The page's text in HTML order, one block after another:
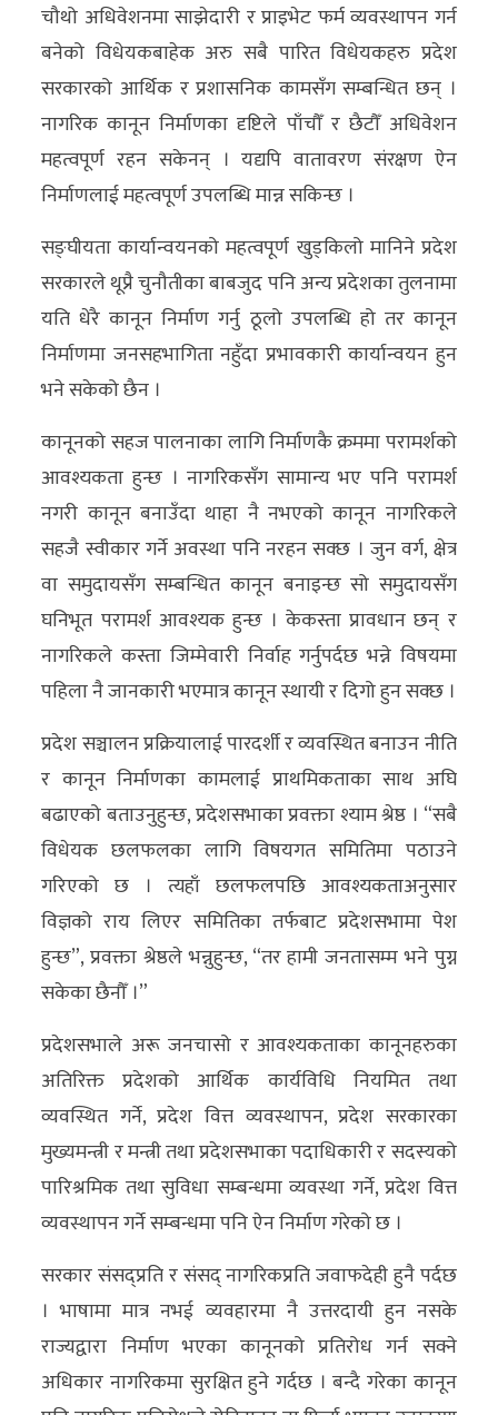
चौथो अधिवेशनमा साझेदारी र प्राइभेट फर्म व्यवस्थापन गर्न
बनेको विधेयकबाहेक अरु सबै पारित विधेयकहरु प्रदेश
सरकारको आर्थिक र प्रशासनिक कामसँग सम्बन्धित छन् ।
नागरिक कानून निर्माणका दृष्टिले पाँचौँ र छैटौँ अधिवेशन
महत्वपूर्ण रहन सकेनन् । यद्यपि वातावरण संरक्षण ऐन
निर्माणलाई महत्वपूर्ण उपलब्धि मान्न सकिन्छ ।
सङ्घीयता कार्यान्वयनको महत्वपूर्ण खुड्किलो मानिने प्रदेश
सरकारले थूप्रै चुनौतीका बाबजुद पनि अन्य प्रदेशका तुलनामा
यति धेरै कानून निर्माण गर्नु ठूलो उपलब्धि हो तर कानून
निर्माणमा जनसहभागिता नहुँदा प्रभावकारी कार्यान्वयन हुन
भने सकेको छैन ।
कानूनको सहज पालनाका लागि निर्माणकै क्रममा परामर्शको
आवश्यकता हुन्छ । नागरिकसँग सामान्य भए पनि परामर्श
नगरी कानून बनाउँदा थाहा नै नभएको कानून नागरिकले
सहजै स्वीकार गर्ने अवस्था पनि नरहन सक्छ । जुन वर्ग, क्षेत्र
वा समुदायसँग सम्बन्धित कानून बनाइन्छ सो समुदायसँग
घनिभूत परामर्श आवश्यक हुन्छ । केकस्ता प्रावधान छन् र
नागरिकले कस्ता जिम्मेवारी निर्वाह गर्नुपर्दछ भन्ने विषयमा
पहिला नै जानकारी भएमात्र कानून स्थायी र दिगो हुन सक्छ ।
प्रदेश सञ्चालन प्रक्रियालाई पारदर्शी र व्यवस्थित बनाउन नीति
र कानून निर्माणका कामलाई प्राथमिकताका साथ अघि
बढाएको बताउनुहुन्छ, प्रदेशसभाका प्रवक्ता श्याम श्रेष्ठ । “सबै
विधेयक छलफलका लागि विषयगत समितिमा पठाउने
गरिएको छ । त्यहाँ छलफलपछि आवश्यकताअनुसार
विज्ञको राय लिएर समितिका तर्फबाट प्रदेशसभामा पेश
हुन्छ”, प्रवक्ता श्रेष्ठले भन्नुहुन्छ, “तर हामी जनतासम्म भने पुग्न
सकेका छैनौँ ।”
प्रदेशसभाले अरू जनचासो र आवश्यकताका कानूनहरुका
अतिरिक्त प्रदेशको आर्थिक कार्यविधि नियमित तथा
व्यवस्थित गर्ने, प्रदेश वित्त व्यवस्थापन, प्रदेश सरकारका
मुख्यमन्त्री र मन्त्री तथा प्रदेशसभाका पदाधिकारी र सदस्यको
पारिश्रमिक तथा सुविधा सम्बन्धमा व्यवस्था गर्ने, प्रदेश वित्त
व्यवस्थापन गर्ने सम्बन्धमा पनि ऐन निर्माण गरेको छ ।
सरकार संसद्प्रति र संसद् नागरिकप्रति जवाफदेही हुनै पर्दछ
। भाषामा मात्र नभई व्यवहारमा नै उत्तरदायी हुन नसके
राज्यद्वारा निर्माण भएका कानूनको प्रतिरोध गर्न सक्ने
अधिकार नागरिकमा सुरक्षित हुने गर्दछ । बन्दै गरेका कानून